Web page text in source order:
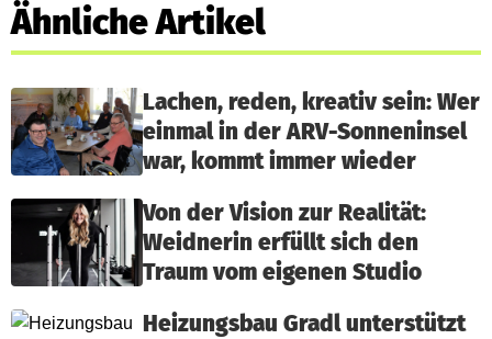
Ähnliche Artikel
Lachen, reden, kreativ sein: Wer
einmal in der ARV-Sonneninsel
war, kommt immer wieder
Von der Vision zur Realität:
Weidnerin erfüllt sich den
Traum vom eigenen Studio
Heizungsbau Gradl unterstützt